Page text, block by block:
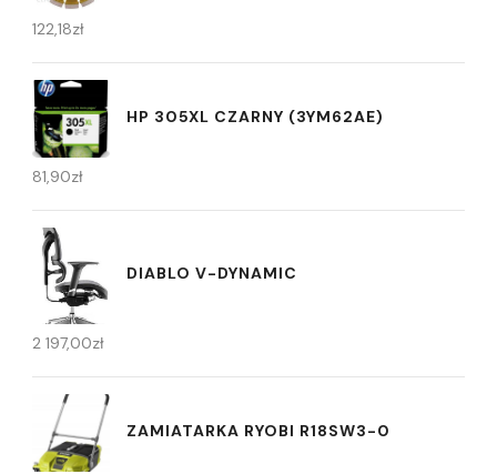
122,18zł
HP 305XL CZARNY (3YM62AE)
81,90zł
DIABLO V-DYNAMIC
2 197,00zł
ZAMIATARKA RYOBI R18SW3-0